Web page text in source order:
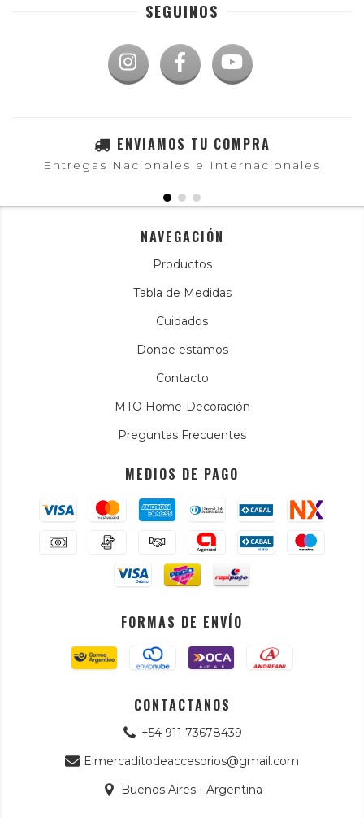
SEGUINOS
ENVIAMOS TU COMPRA
Entregas Nacionales e Internacionales
NAVEGACIÓN
Productos
Tabla de Medidas
Cuidados
Donde estamos
Contacto
MTO Home-Decoración
Preguntas Frecuentes
MEDIOS DE PAGO
FORMAS DE ENVÍO
CONTACTANOS
+54 911 73678439
Elmercaditodeaccesorios@gmail.com
Buenos Aires - Argentina